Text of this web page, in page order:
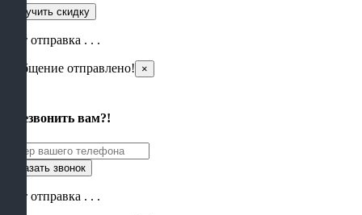
Идет отправка . . .
Сообщение отправлено!
×
Перезвонить вам?!
Идет отправка . . .